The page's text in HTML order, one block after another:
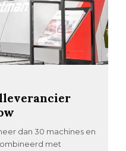
dan 30 machines en
met